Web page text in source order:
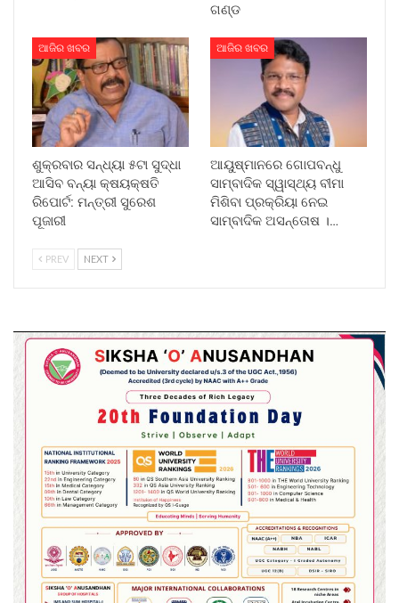
ଗଣ୍ଡ
ଆଜିର ଖବର
ଶୁକ୍ରବାର ସନ୍ଧ୍ୟା ୫ଟା ସୁଦ୍ଧା
ଆସିବ ବନ୍ୟା କ୍ଷୟକ୍ଷତି
ରିପୋର୍ଟ: ମନ୍ତ୍ରୀ ସୁରେଶ
ପୂଜାରୀ
ଆଜିର ଖବର
ଆୟୁଷ୍ମାନରେ ଗୋପବନ୍ଧୁ
ସାମ୍ବାଦିକ ସ୍ୱାସ୍ଥ୍ୟ ବୀମା
ମିଶିବା ପ୍ରକ୍ରିୟା ନେଇ
ସାମ୍ବାଦିକ ଅସନ୍ତୋଷ ।…
PREV NEXT